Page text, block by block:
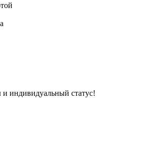
и индивидуальный статус!